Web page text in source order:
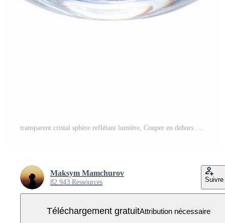
Maksym Mamchurov
82 943 Ressources Suivre
Téléchargement gratuitAttribution nécessaire